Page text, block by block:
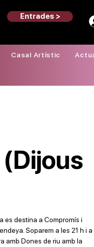
Entrades >
Casal Artístic
es destina a Compromís i
Soparem a les 21 h i a
amb Dones de riu amb la